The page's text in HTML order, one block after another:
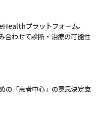
プラットフォーム。
合わせて診断・治療の可能性
の「患者中心」の意思決定支